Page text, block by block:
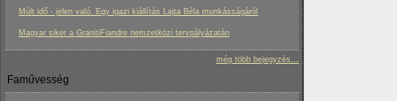
Múlt idő - jelen való. Egy igazi kiállítás Lajta Béla munkásságáról
Magyar siker a GranitiFiandre nemzetközi tervpályázatán
még több bejegyzés...
Faművesség